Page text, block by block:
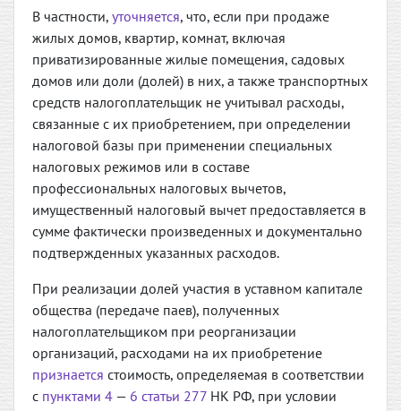
В частности, уточняется, что, если при продаже
жилых домов, квартир, комнат, включая
приватизированные жилые помещения, садовых
домов или доли (долей) в них, а также транспортных
средств налогоплательщик не учитывал расходы,
связанные с их приобретением, при определении
налоговой базы при применении специальных
налоговых режимов или в составе
профессиональных налоговых вычетов,
имущественный налоговый вычет предоставляется в
сумме фактически произведенных и документально
подтвержденных указанных расходов.
При реализации долей участия в уставном капитале
общества (передаче паев), полученных
налогоплательщиком при реорганизации
организаций, расходами на их приобретение
признается стоимость, определяемая в соответствии
с пунктами 4 — 6 статьи 277 НК РФ, при условии